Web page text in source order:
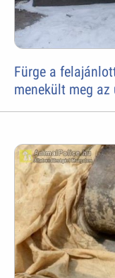
Fürge a
menekült meg az